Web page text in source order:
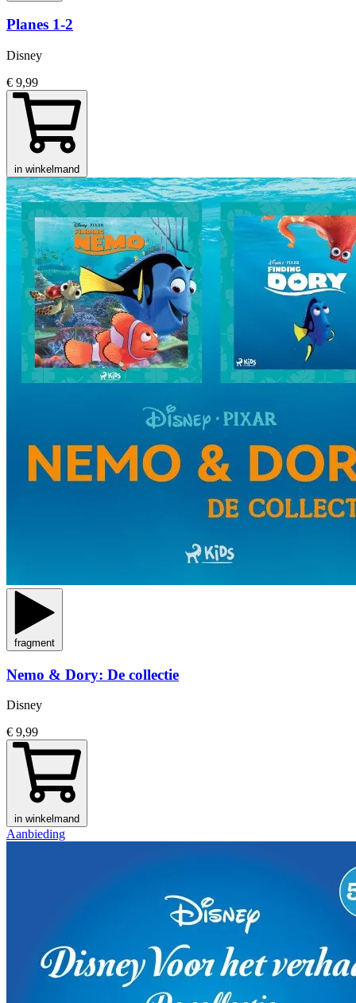
Planes 1-2
Disney
€ 9,99
in winkelmand
fragment
Nemo & Dory: De collectie
Disney
€ 9,99
in winkelmand
Aanbieding